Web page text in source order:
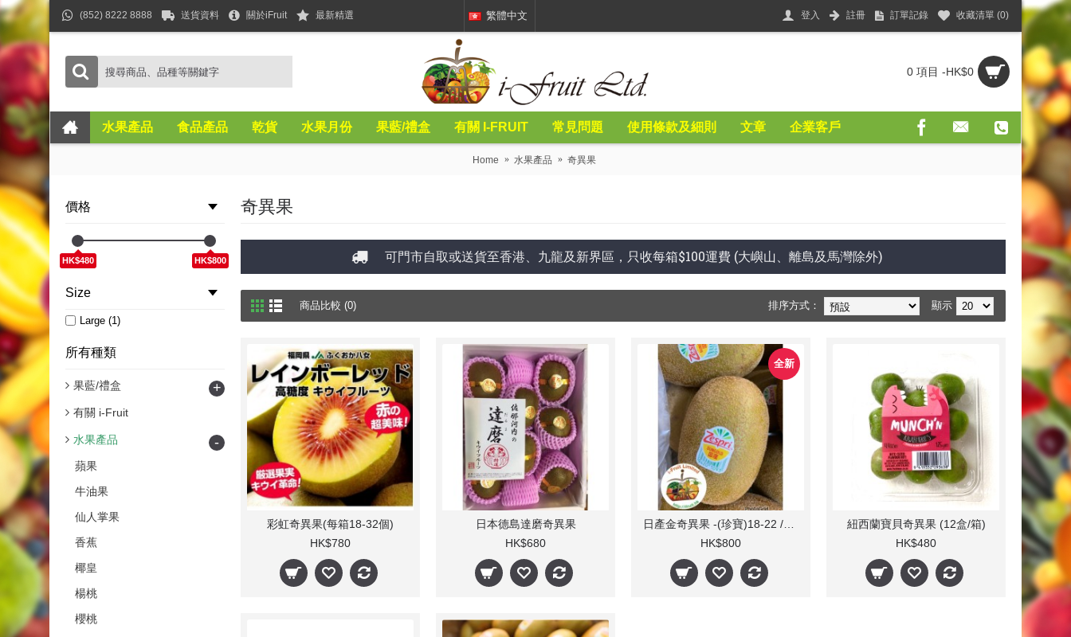
(852) 8222 8888 送貨資料 關於iFruit 最新精選 繁體中文 登入 註冊 訂單記錄 收藏清單 (0)
0 項目 -HK$0
水果產品 食品產品 乾貨 水果月份 果藍/禮盒 有關 I-FRUIT 常見問題 使用條款及細則 文章 企業客戶
Home 水果產品 奇異果
價格
HK$480 HK$800
Size
Large (1)
所有種類
果藍/禮盒 +
有關 i-Fruit
水果產品 -
蘋果
牛油果
仙人掌果
香蕉
椰皇
楊桃
櫻桃
奇異果
可門市自取或送貨至香港、九龍及新界區，只收每箱$100運費 (大嶼山、離島及馬灣除外)
商品比較 (0) 顯示
排序方式：
彩虹奇異果(每箱18-32個)
HK$780
日本德島達磨奇異果
HK$680
全新
HK$800
紐西蘭寶貝奇異果 (12盒/箱)
HK$480